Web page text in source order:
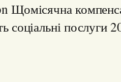
Щомісячна
соціальні послуги